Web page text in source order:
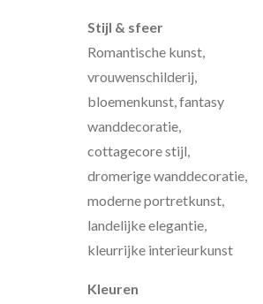
Stijl & sfeer
Romantische kunst,
vrouwenschilderij,
bloemenkunst, fantasy
wanddecoratie,
cottagecore stijl,
dromerige wanddecoratie,
moderne portretkunst,
landelijke elegantie,
kleurrijke interieurkunst
Kleuren